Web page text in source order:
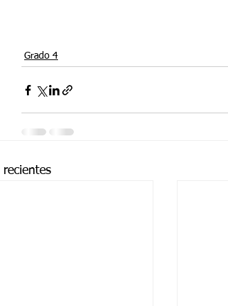
Grado 4
recientes